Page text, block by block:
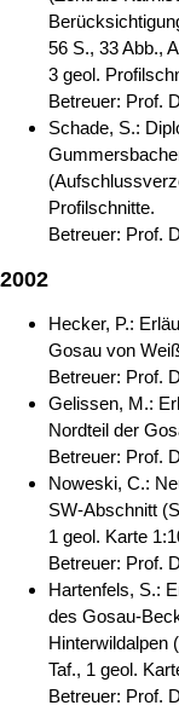
56 S., 33 Abb.,
3 geol.
Betreuer: Prof.
Schade, S.:
Profilschnitte.
Betreuer: Prof.
2002
Hecker, P.:
Gosau von
Betreuer: Prof.
Gelissen, M.:
Nordteil der
Betreuer: Prof.
Noweski, C.:
SW-Abschnitt
1 geol. Karte
Betreuer: Prof.
Hartenfels, S.:
des Gosau-
Hinterwildalpen
Taf., 1 geol.
Betreuer: Prof.